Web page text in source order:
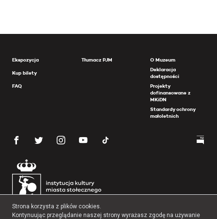
Ekspozycja
Kup bilety
FAQ
Tłumacz PJM
O Muzeum
Deklaracja
dostępności
Projekty
dofinansowane z
MKiDN
Standardy ochrony
małoletnich
Strona korzysta z plików cookies.
Kontynuując przeglądanie naszej strony wyrażasz zgodę na używanie